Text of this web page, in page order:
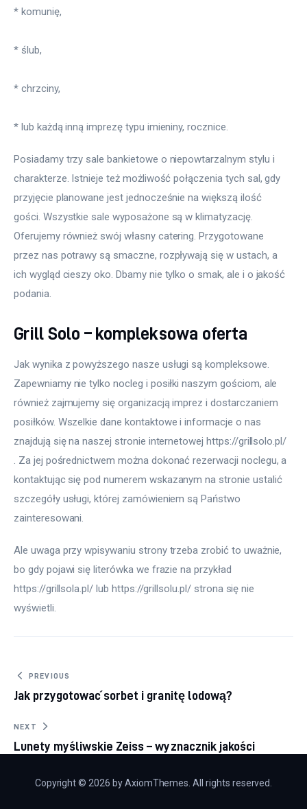
* komunię,
* ślub,
* chrzciny,
* lub każdą inną imprezę typu imieniny, rocznice.
Posiadamy trzy sale bankietowe o niepowtarzalnym stylu i
charakterze. Istnieje też możliwość połączenia tych sal, gdy
przyjęcie planowane jest jednocześnie na większą ilość
gości. Wszystkie sale wyposażone są w klimatyzację.
Oferujemy również swój własny catering. Przygotowane
przez nas potrawy są smaczne, rozpływają się w ustach, a
ich wygląd cieszy oko. Dbamy nie tylko o smak, ale i o jakość
podania.
Grill Solo – kompleksowa oferta
Jak wynika z powyższego nasze usługi są kompleksowe.
Zapewniamy nie tylko nocleg i posiłki naszym gościom, ale
również zajmujemy się organizacją imprez i dostarczaniem
posiłków. Wszelkie dane kontaktowe i informacje o nas
znajdują się na naszej stronie internetowej https://grillsolo.pl/
. Za jej pośrednictwem można dokonać rezerwacji noclegu, a
kontaktując się pod numerem wskazanym na stronie ustalić
szczegóły usługi, której zamówieniem są Państwo
zainteresowani.
Ale uwaga przy wpisywaniu strony trzeba zrobić to uważnie,
bo gdy pojawi się literówka we frazie na przykład
https://grillsola.pl/ lub https://grillsolu.pl/ strona się nie
wyświetli.
Nawigacja
wpisu
PREVIOUS
Jak przygotować sorbet i granitę lodową?
NEXT
Lunety myśliwskie Zeiss – wyznacznik jakości
Copyright © 2026 by AxiomThemes. All rights reserved.